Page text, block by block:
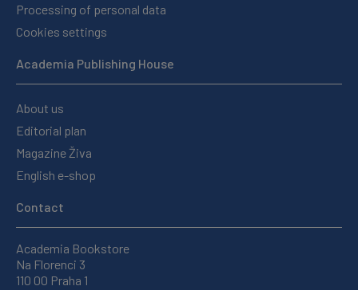
Processing of personal data
Cookies settings
Academia Publishing House
About us
Editorial plan
Magazine Živa
English e-shop
Contact
Academia Bookstore
Na Florenci 3
110 00 Praha 1